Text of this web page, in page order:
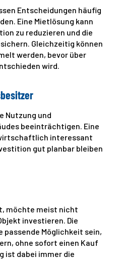
Entscheidungen häufig
Eine Mietlösung kann
zu reduzieren und die
Gleichzeitig können
werden, bevor über
wird.
Nutzung und
beeinträchtigen. Eine
interessant
gut planbar bleiben
möchte meist nicht
investieren. Die
passende Möglichkeit sein,
ohne sofort einen Kauf
ist dabei immer die